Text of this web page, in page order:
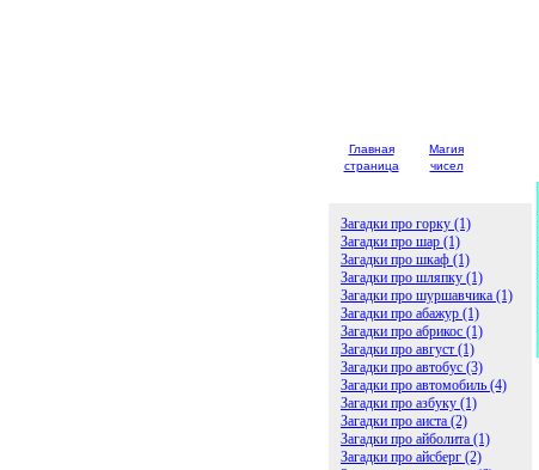
Главная
страница
Магия
чисел
Загадки про горку (1)
Загадки про шар (1)
Загадки про шкаф (1)
Загадки про шляпку (1)
Загадки про шуршавчика (1)
Загадки про абажур (1)
Загадки про абрикос (1)
Загадки про август (1)
Загадки про автобус (3)
Загадки про автомобиль (4)
Загадки про азбуку (1)
Загадки про аиста (2)
Загадки про айболита (1)
Загадки про айсберг (2)